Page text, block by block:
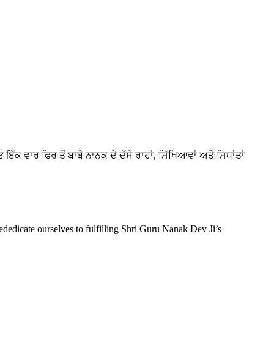
ਵਾਰ ਫਿਰ ਤੋਂ ਬਾਬੇ ਨਾਨਕ ਦੇ ਦੱਸੇ ਰਾਹਾਂ, ਸਿੱਖਿਆਵਾਂ ਅਤੇ ਸਿਧਾਂਤਾਂ
ourselves to fulfilling Shri Guru Nanak Dev Ji’s